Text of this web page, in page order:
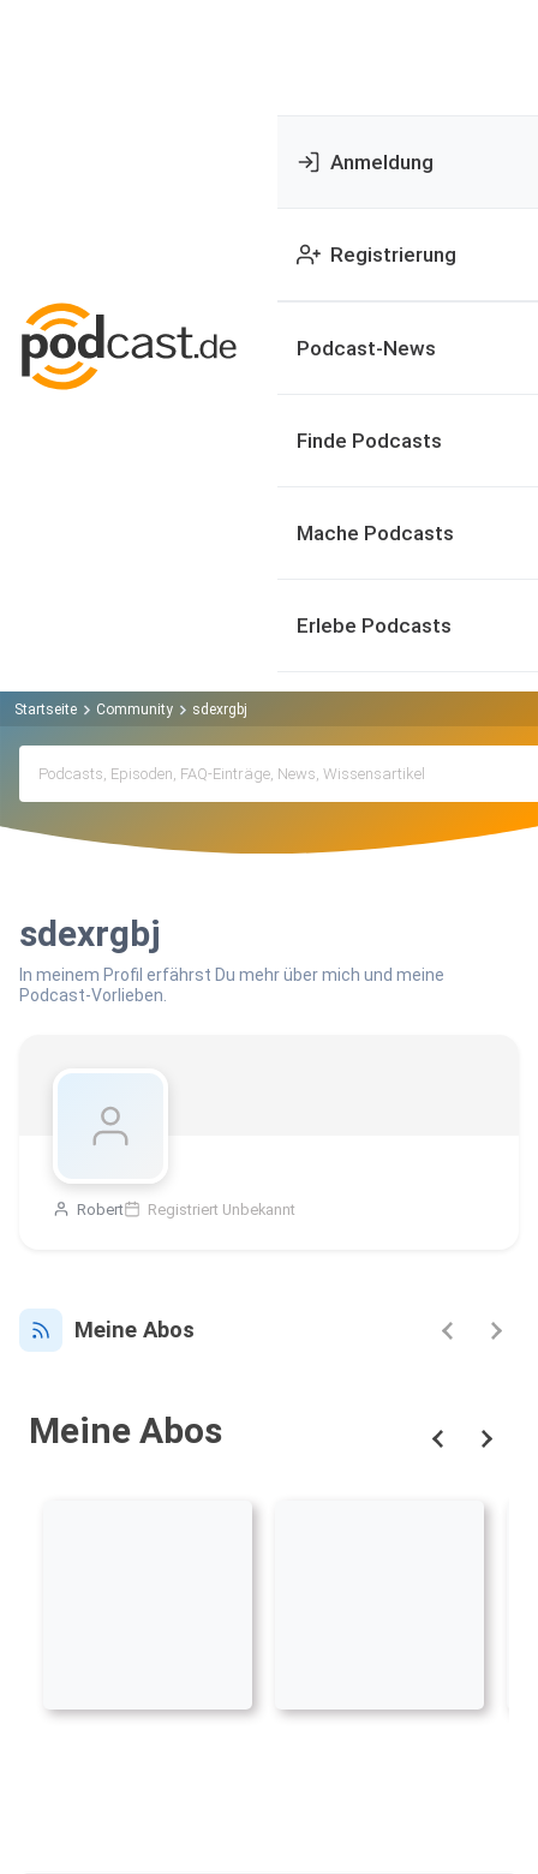
Anmeldung
Registrierung
Podcast-News
Finde Podcasts
Mache Podcasts
Erlebe Podcasts
Startseite Community sdexrgbj
sdexrgbj
In meinem Profil erfährst Du mehr über mich und meine
Podcast-Vorlieben.
Robert Registriert Unbekannt
Meine Abos
Meine Abos